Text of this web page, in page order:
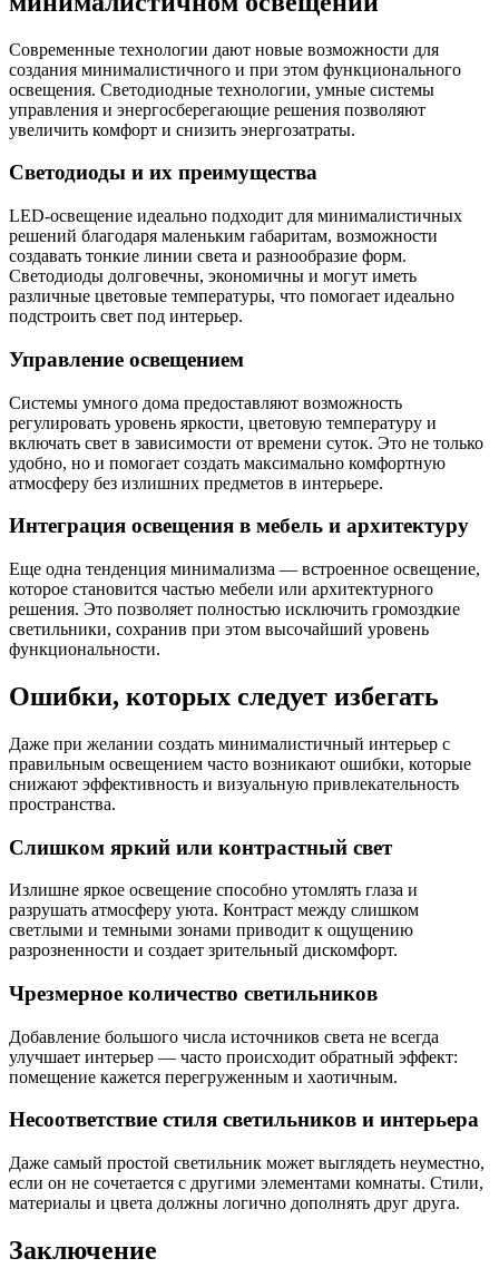
Современные технологии дают новые возможности для
создания минималистичного и при этом функционального
освещения. Светодиодные технологии, умные системы
управления и энергосберегающие решения позволяют
увеличить комфорт и снизить энергозатраты.
Светодиоды и их преимущества
LED-освещение идеально подходит для минималистичных
решений благодаря маленьким габаритам, возможности
создавать тонкие линии света и разнообразие форм.
Светодиоды долговечны, экономичны и могут иметь
различные цветовые температуры, что помогает идеально
подстроить свет под интерьер.
Управление освещением
Системы умного дома предоставляют возможность
регулировать уровень яркости, цветовую температуру и
включать свет в зависимости от времени суток. Это не только
удобно, но и помогает создать максимально комфортную
атмосферу без излишних предметов в интерьере.
Интеграция освещения в мебель и архитектуру
Еще одна тенденция минимализма — встроенное освещение,
которое становится частью мебели или архитектурного
решения. Это позволяет полностью исключить громоздкие
светильники, сохранив при этом высочайший уровень
функциональности.
Ошибки, которых следует избегать
Даже при желании создать минималистичный интерьер с
правильным освещением часто возникают ошибки, которые
снижают эффективность и визуальную привлекательность
пространства.
Слишком яркий или контрастный свет
Излишне яркое освещение способно утомлять глаза и
разрушать атмосферу уюта. Контраст между слишком
светлыми и темными зонами приводит к ощущению
разрозненности и создает зрительный дискомфорт.
Чрезмерное количество светильников
Добавление большого числа источников света не всегда
улучшает интерьер — часто происходит обратный эффект:
помещение кажется перегруженным и хаотичным.
Несоответствие стиля светильников и интерьера
Даже самый простой светильник может выглядеть неуместно,
если он не сочетается с другими элементами комнаты. Стили,
материалы и цвета должны логично дополнять друг друга.
Заключение